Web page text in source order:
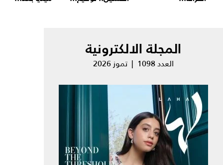
المجلة الالكترونية
العدد 1098 | تموز 2026